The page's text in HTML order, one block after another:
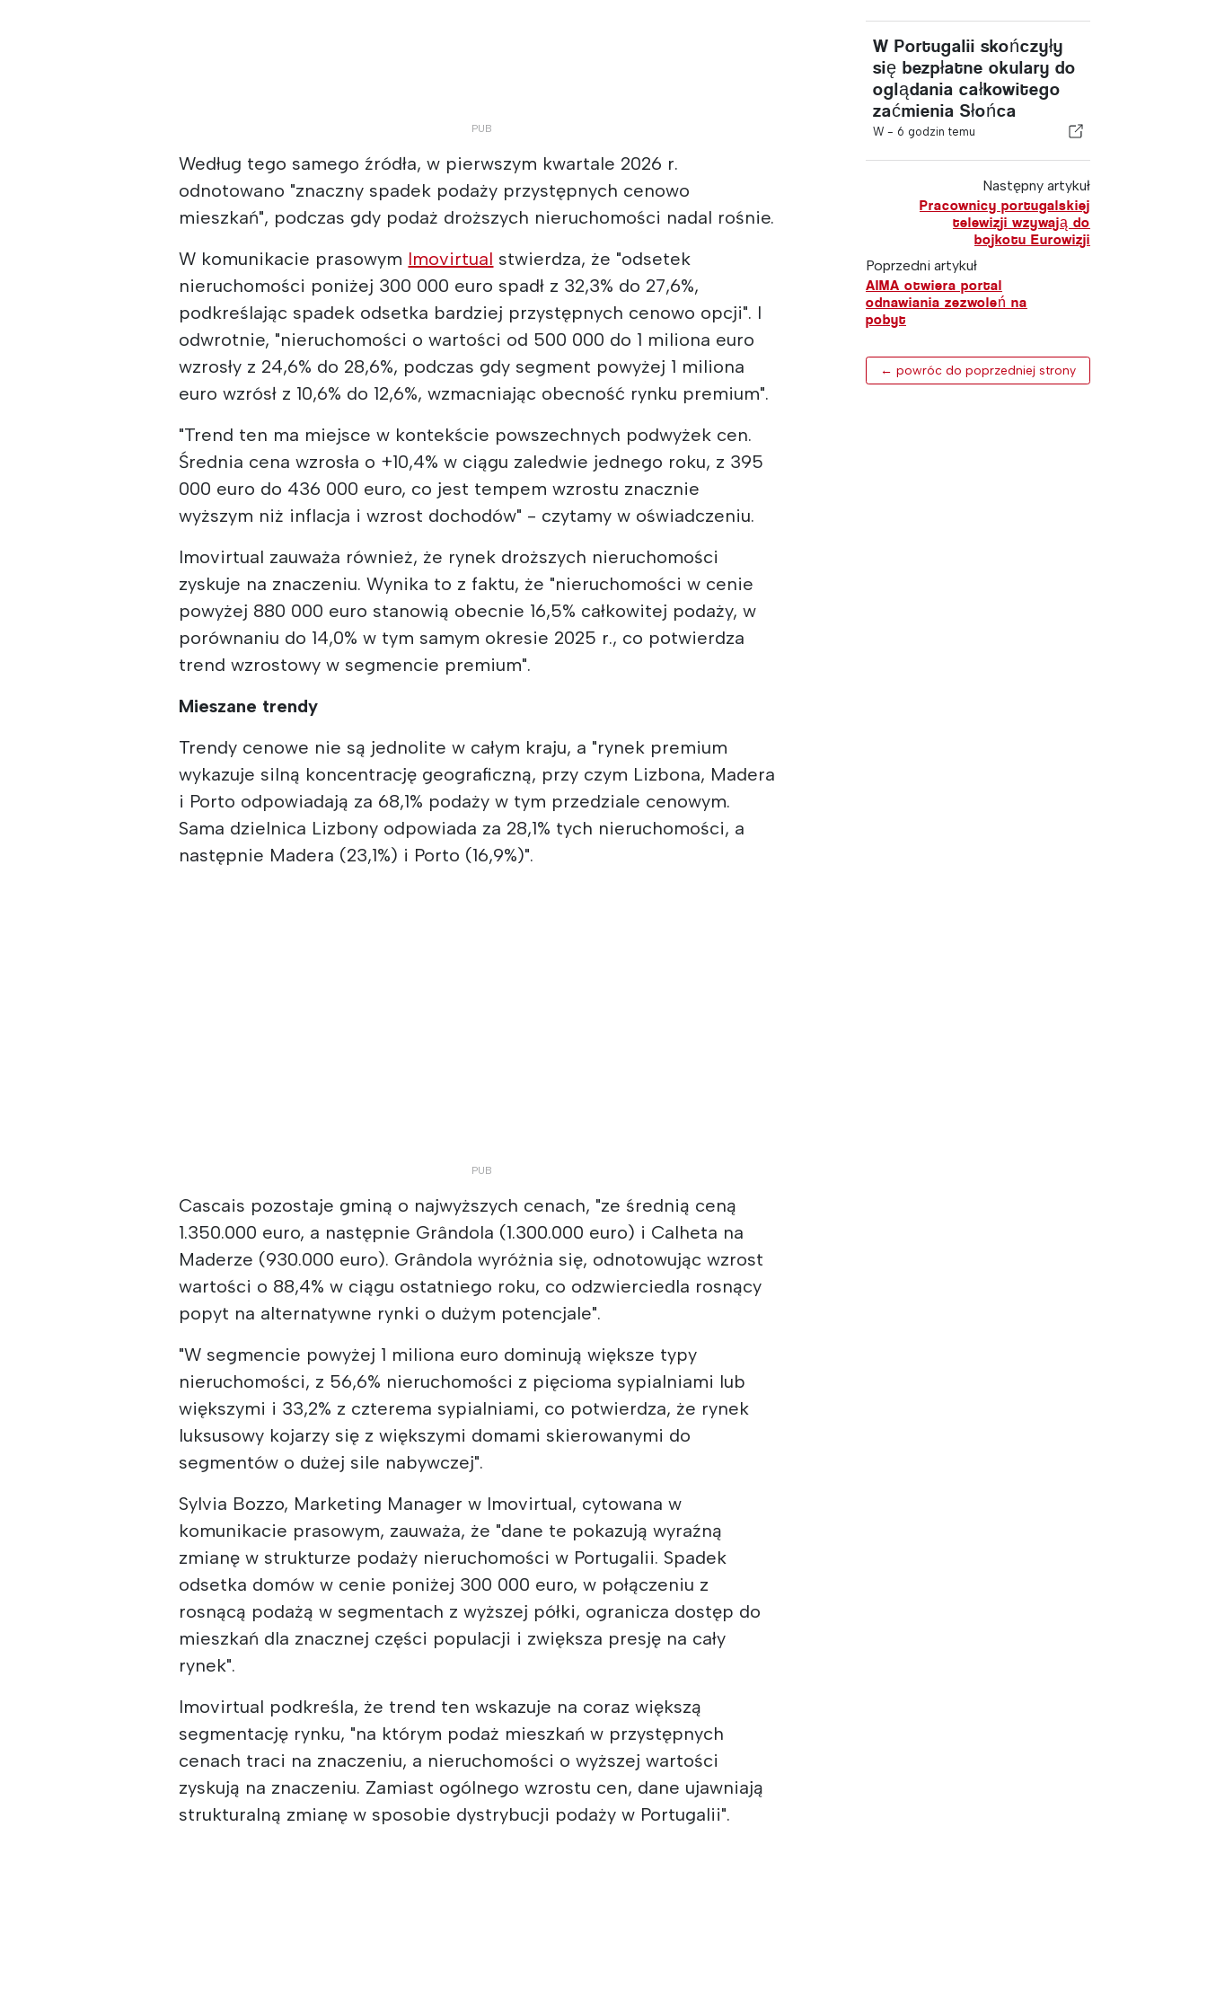
Według tego samego źródła, w pierwszym kwartale 2026 r.
odnotowano "znaczny spadek podaży przystępnych cenowo
mieszkań", podczas gdy podaż droższych nieruchomości nadal rośnie.
W komunikacie prasowym Imovirtual stwierdza, że "odsetek
nieruchomości poniżej 300 000 euro spadł z 32,3% do 27,6%,
podkreślając spadek odsetka bardziej przystępnych cenowo opcji". I
odwrotnie, "nieruchomości o wartości od 500 000 do 1 miliona euro
wzrosły z 24,6% do 28,6%, podczas gdy segment powyżej 1 miliona
euro wzrósł z 10,6% do 12,6%, wzmacniając obecność rynku premium".
"Trend ten ma miejsce w kontekście powszechnych podwyżek cen.
Średnia cena wzrosła o +10,4% w ciągu zaledwie jednego roku, z 395
000 euro do 436 000 euro, co jest tempem wzrostu znacznie
wyższym niż inflacja i wzrost dochodów" - czytamy w oświadczeniu.
Imovirtual zauważa również, że rynek droższych nieruchomości
zyskuje na znaczeniu. Wynika to z faktu, że "nieruchomości w cenie
powyżej 880 000 euro stanowią obecnie 16,5% całkowitej podaży, w
porównaniu do 14,0% w tym samym okresie 2025 r., co potwierdza
trend wzrostowy w segmencie premium".
Mieszane trendy
Trendy cenowe nie są jednolite w całym kraju, a "rynek premium
wykazuje silną koncentrację geograficzną, przy czym Lizbona, Madera
i Porto odpowiadają za 68,1% podaży w tym przedziale cenowym.
Sama dzielnica Lizbony odpowiada za 28,1% tych nieruchomości, a
następnie Madera (23,1%) i Porto (16,9%)".
Cascais pozostaje gminą o najwyższych cenach, "ze średnią ceną
1.350.000 euro, a następnie Grândola (1.300.000 euro) i Calheta na
Maderze (930.000 euro). Grândola wyróżnia się, odnotowując wzrost
wartości o 88,4% w ciągu ostatniego roku, co odzwierciedla rosnący
popyt na alternatywne rynki o dużym potencjale".
"W segmencie powyżej 1 miliona euro dominują większe typy
nieruchomości, z 56,6% nieruchomości z pięcioma sypialniami lub
większymi i 33,2% z czterema sypialniami, co potwierdza, że rynek
luksusowy kojarzy się z większymi domami skierowanymi do
segmentów o dużej sile nabywczej".
Sylvia Bozzo, Marketing Manager w Imovirtual, cytowana w
komunikacie prasowym, zauważa, że "dane te pokazują wyraźną
zmianę w strukturze podaży nieruchomości w Portugalii. Spadek
odsetka domów w cenie poniżej 300 000 euro, w połączeniu z
rosnącą podażą w segmentach z wyższej półki, ogranicza dostęp do
mieszkań dla znacznej części populacji i zwiększa presję na cały
rynek".
Imovirtual podkreśla, że trend ten wskazuje na coraz większą
segmentację rynku, "na którym podaż mieszkań w przystępnych
cenach traci na znaczeniu, a nieruchomości o wyższej wartości
zyskują na znaczeniu. Zamiast ogólnego wzrostu cen, dane ujawniają
strukturalną zmianę w sposobie dystrybucji podaży w Portugalii".
W Portugalii skończyły
się bezpłatne okulary do
oglądania całkowitego
zaćmienia Słońca
W - 6 godzin temu
Następny artykuł
Pracownicy portugalskiej
telewizji wzywają do
bojkotu Eurowizji
Poprzedni artykuł
AIMA otwiera portal
odnawiania zezwoleń na
pobyt
← powróc do poprzedniej strony